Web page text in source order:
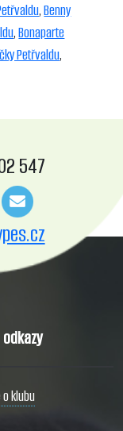
,Benny
,Bonaparte
Petřvaldu,
547
klubu